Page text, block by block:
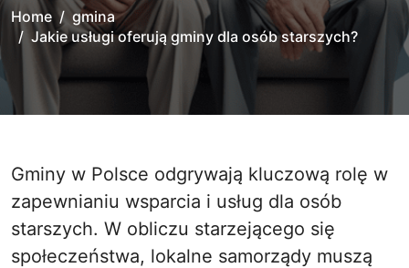
Home
gmina
Jakie usługi oferują gminy dla osób starszych?
Gminy w Polsce odgrywają kluczową rolę w
zapewnianiu wsparcia i usług dla osób
starszych. W obliczu starzejącego się
społeczeństwa, lokalne samorządy muszą